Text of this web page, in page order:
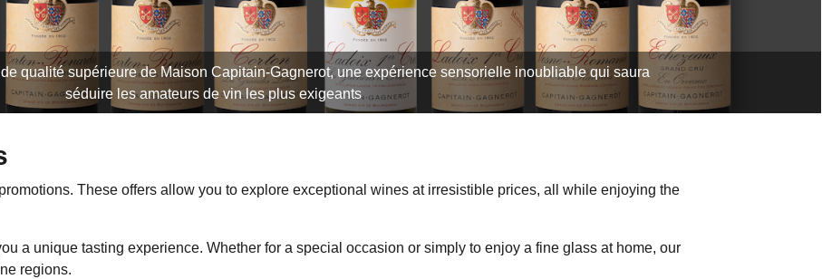
qualité supérieure de Maison Capitain-Gagnerot, une expérience sensorielle inoubliable qui saura
séduire les amateurs de vin les plus exigeants
These offers allow you to explore exceptional wines at irresistible prices, all while enjoying the
a unique tasting experience. Whether for a special occasion or simply to enjoy a fine glass at home, our
regions.